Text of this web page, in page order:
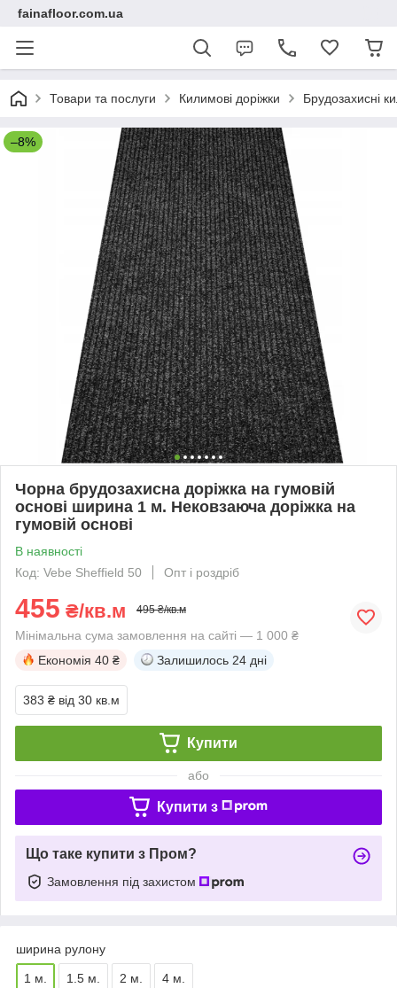
fainafloor.com.ua
Товари та послуги Килимові доріжки Брудозахисні
–8%
Чорна брудозахисна доріжка на гумовій
основі ширина 1 м. Нековзаюча доріжка на
гумовій основі
В наявності
Код: Vebe Sheffield 50
Опт і роздріб
455 ₴/кв.м 495 ₴/кв.м
Мінімальна сума замовлення на сайті — 1 000 ₴
Економія 40 ₴ Залишилось 24 дні
383 ₴ від 30 кв.м
Купити
або
Купити з
Що таке купити з Пром?
Замовлення під захистом
ширина рулону
1 м. 1.5 м. 2 м. 4 м.